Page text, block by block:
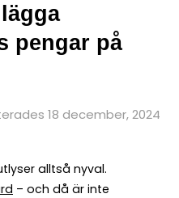
pengar på
18 december, 2024
alltså nyval.
– och då är inte